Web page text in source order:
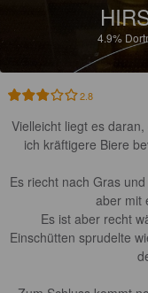
4.9%
2.8
Vielleicht liegt es
ich kräftigere Biere
Es riecht nach Gras
aber mit
Es ist aber recht
Einschütten sprudelte